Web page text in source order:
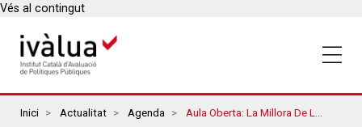
Vés al contingut
Breadcrumbs
Inici Actualitat Agenda Aula Oberta: La Millora De Les Conductes I El Clima D’aprenentatge Als Centres. Què Funciona I Com Podem Fer-Ho Realitat? [QUÈ FUNCIONA EN EDUCACIÓ?]